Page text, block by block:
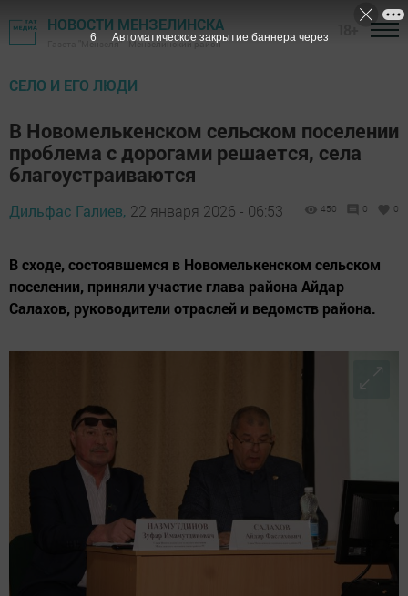
НОВОСТИ МЕНЗЕЛИНСКА
Газета "Мензеля" - Мензелинский район
СЕЛО И ЕГО ЛЮДИ
В Новомелькенском сельском поселении
проблема с дорогами решается, села
благоустраиваются
Дильфас Галиев, 22 января 2026 - 06:53 450 0 0
В сходе, состоявшемся в Новомелькенском сельском
поселении, приняли участие глава района Айдар
Салахов, руководители отраслей и ведомств района.
4 Автоматическое закрытие баннера через